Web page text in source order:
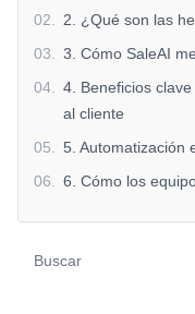
02
2. ¿Qué son las
03
3. Cómo SaleAI
04
4. Beneficios
al cliente
05
5. Automatización
06
6. Cómo los